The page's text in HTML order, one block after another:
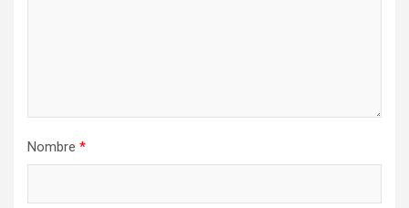
Nombre *